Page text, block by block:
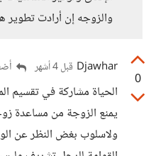
والزوجه إن أرادت تطوير
0
Djawhar قبل 4 أشهر
الحياة مشاركة في تقسيم
يمنع الزوجة من مساعدة
ولاسلوب بغض النظر عن